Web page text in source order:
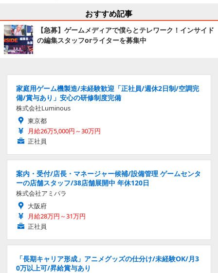
おすすめ記事
【急募】ゲームメディアで僕らとテレワーク！インサイド
の編集スタッフorライターを募集中
家庭用ゲーム機製造/未経験歓迎「正社員/週休2日制/空調完
備/賞与あり」安心の研修制度完備
株式会社Luminous
東京都
月給26万5,000円～30万円
正社員
案内・受付/店長・マネージャー候補/設備管理 ゲームセンタ
ーの店舗スタッフ/38店舗展開中 年休120日
株式会社アミパラ
大阪府
月給28万円～31万円
正社員
「長期キャリア形成」アニメグッズの仕分け/未経験OK/月3
0万以上可/昇給賞与あり